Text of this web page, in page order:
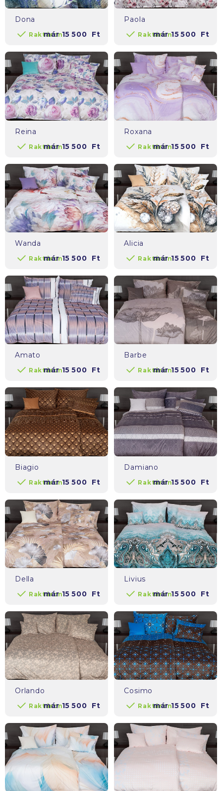
Dona
Raktáron
már15 500 Ft
Paola
Raktáron
már15 500 Ft
Reina
Raktáron
már15 500 Ft
Roxana
Raktáron
már15 500 Ft
Wanda
Raktáron
már15 500 Ft
Alicia
Raktáron
már15 500 Ft
Amato
Raktáron
már15 500 Ft
Barbe
Raktáron
már15 500 Ft
Biagio
Raktáron
már15 500 Ft
Damiano
Raktáron
már15 500 Ft
Della
Raktáron
már15 500 Ft
Livius
Raktáron
már15 500 Ft
Orlando
Raktáron
már15 500 Ft
Cosimo
Raktáron
már15 500 Ft